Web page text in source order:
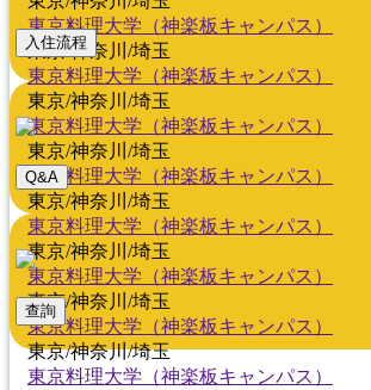
東京料理大学（神楽板キャンパス）
東京/神奈川/埼玉
東京料理大学（神楽板キャンパス）
東京/神奈川/埼玉
東京料理大学（神楽板キャンパス）
東京/神奈川/埼玉
東京料理大学（神楽板キャンパス）
東京/神奈川/埼玉
東京料理大学（神楽板キャンパス）
東京/神奈川/埼玉
東京料理大学（神楽板キャンパス）
東京/神奈川/埼玉
東京料理大学（神楽板キャンパス）
東京/神奈川/埼玉
東京料理大学（神楽板キャンパス）
入住流程
Q&A
查詢